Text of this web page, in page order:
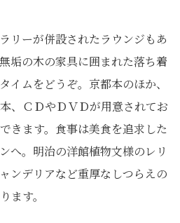
リーが併設されたラウンジもあ
垢の木の家具に囲まれた落ち着
イムをどうぞ。京都本のほか、
、ＣＤやＤＶＤが用意されてお
きます。食事は美食を追求した
へ。明治の洋館植物文様のレリ
ンデリアなど重厚なしつらえの
ます。